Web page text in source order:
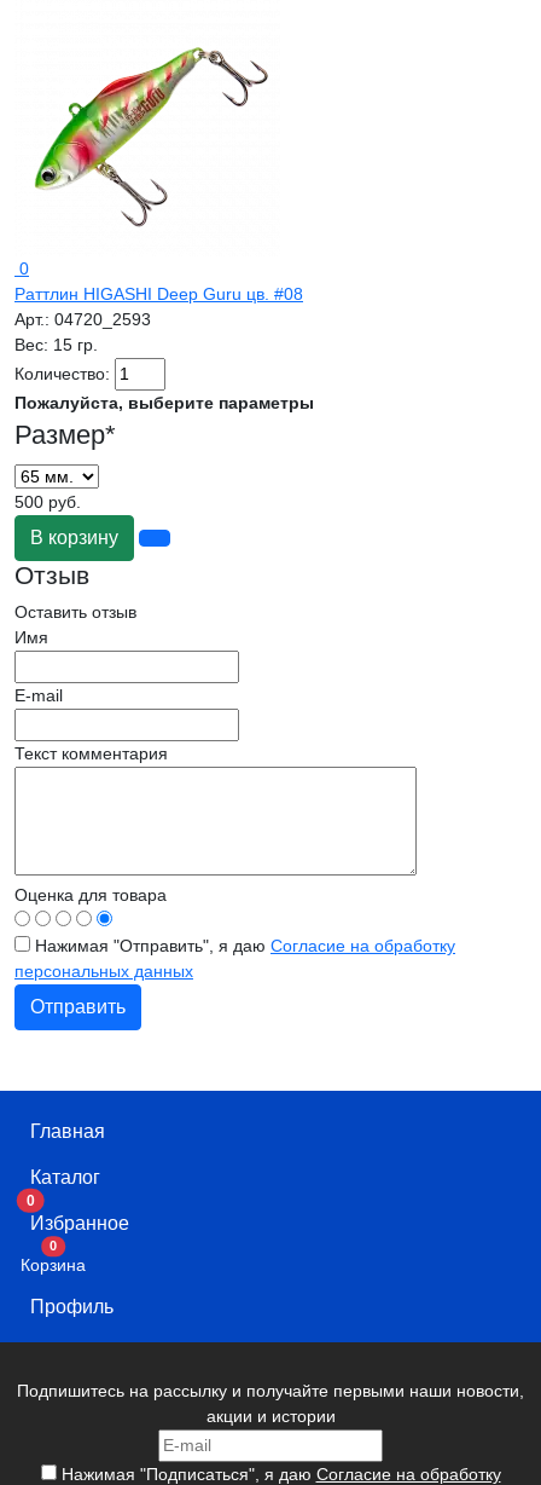
0
Раттлин HIGASHI Deep Guru цв. #08
Арт.: 04720_2593
Вес: 15 гр.
Количество:
Пожалуйста, выберите параметры
Размер*
500 руб.
В корзину
Отзыв
Оставить отзыв
Имя
E-mail
Текст комментария
Оценка для товара
Нажимая "Отправить", я даю Согласие на обработку
персональных данных
Главная
Каталог
0
Избранное
Корзина
0В корзину
Профиль
Подпишитесь на рассылку и получайте первыми наши новости,
акции и истории
Нажимая "Подписаться", я даю Согласие на обработку